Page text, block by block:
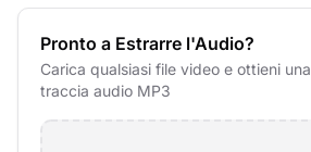
Pronto a Estrarre l'Audio?
Carica qualsiasi file video e ottieni una
traccia audio MP3